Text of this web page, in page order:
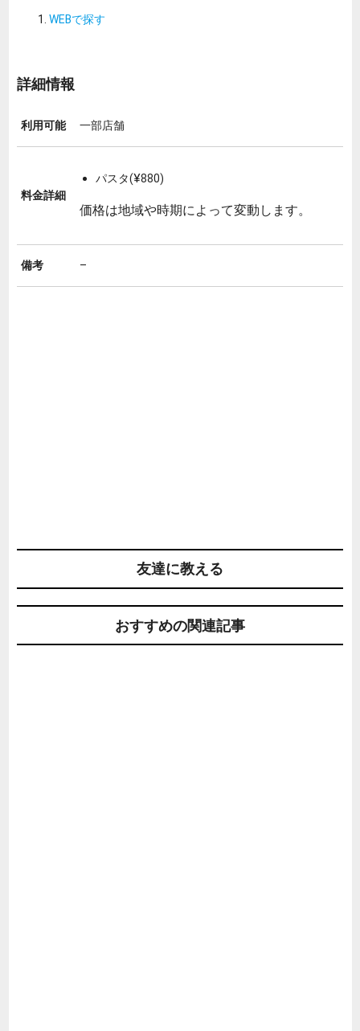
WEBで探す
詳細情報
利用可能 一部店舗
料金詳細
パスタ(¥880)
価格は地域や時期によって変動します。
備考 –
友達に教える
おすすめの関連記事